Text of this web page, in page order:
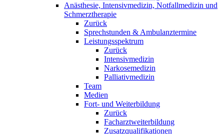
Anästhesie, Intensivmedizin, Notfallmedizin und
Schmerztherapie
Zurück
Sprechstunden & Ambulanztermine
Leistungsspektrum
Zurück
Intensivmedizin
Narkosemedizin
Palliativmedizin
Team
Medien
Fort- und Weiterbildung
Zurück
Facharztweiterbildung
Zusatzqualifikationen